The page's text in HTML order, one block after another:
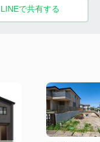
LINEで共有する